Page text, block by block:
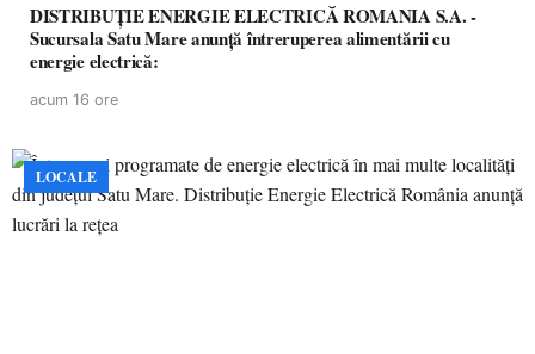
DISTRIBUȚIE ENERGIE ELECTRICĂ ROMANIA S.A. -
Sucursala Satu Mare anunţă întreruperea alimentării cu
energie electrică:
acum 16 ore
LOCALE